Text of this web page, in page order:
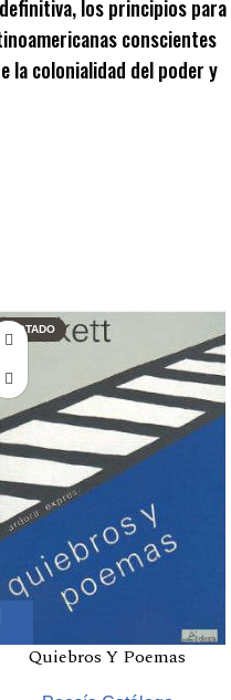
los principios para
conscientes
la colonialidad del poder y
AGOTADO
Quiebros Y Poemas